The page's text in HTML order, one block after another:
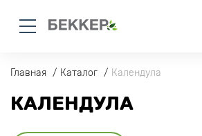
Главная Каталог Календула
КАЛЕНДУЛА